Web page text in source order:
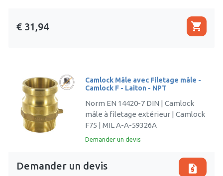
€ 31,94 shopping_cart
Camlock Mâle avec Filetage mâle -
Camlock F - Laiton - NPT
Norm EN 14420-7 DIN | Camlock
mâle à filetage extérieur | Camlock
F75 | MIL A-A-59326A
Demander un devis
Demander un devis request_quote